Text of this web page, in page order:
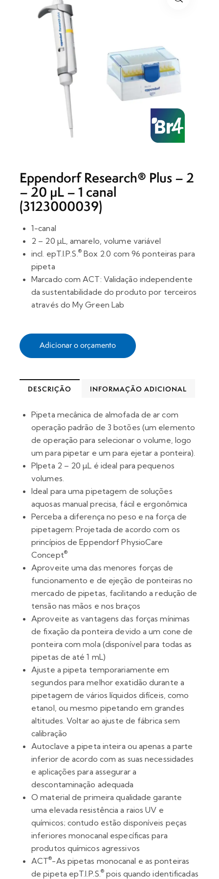
Eppendorf Research® Plus – 2
– 20 µL – 1 canal
(3123000039)
1-canal
2 – 20 µL, amarelo, volume variável
incl. epT.I.P.S.®Box 2.0 com 96 ponteiras para
pipeta
Marcado com ACT: Validação independente
da sustentabilidade do produto por terceiros
através do My Green Lab
Adicionar o orçamento
DESCRIÇÃO INFORMAÇÃO ADICIONAL
Pipeta mecânica de almofada de ar com
operação padrão de 3 botões (um elemento
de operação para selecionar o volume, logo
um para pipetar e um para ejetar a ponteira).
PIpeta 2 – 20 µL é ideal para pequenos
volumes.
Ideal para uma pipetagem de soluções
aquosas manual precisa, fácil e ergonômica
Perceba a diferença no peso e na força de
pipetagem: Projetada de acordo com os
princípios de Eppendorf PhysioCare
Concept®
Aproveite uma das menores forças de
funcionamento e de ejeção de ponteiras no
mercado de pipetas, facilitando a redução de
tensão nas mãos e nos braços
Aproveite as vantagens das forças mínimas
de fixação da ponteira devido a um cone de
ponteira com mola (disponível para todas as
pipetas de até 1 mL)
Ajuste a pipeta temporariamente em
segundos para melhor exatidão durante a
pipetagem de vários líquidos difíceis, como
etanol, ou mesmo pipetando em grandes
altitudes. Voltar ao ajuste de fábrica sem
calibração
Autoclave a pipeta inteira ou apenas a parte
inferior de acordo com as suas necessidades
e aplicações para assegurar a
descontaminação adequada
O material de primeira qualidade garante
uma elevada resistência a raios UV e
químicos; contudo estão disponíveis peças
inferiores monocanal específicas para
produtos químicos agressivos
ACT®-As pipetas monocanal e as ponteiras
de pipeta epT.I.P.S.® pois quando identificadas